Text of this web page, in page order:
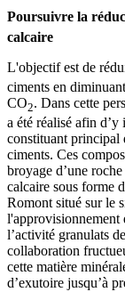
Poursuivre la
calcaire
L'objectif est de
ciments en
CO2. Dans cette
a été réalisé afin
constituant principal
ciments. Ces
broyage d’une
calcaire sous forme
Romont situé sur le
l'approvisionnement
l’activité granulats
collaboration
cette matière
d’exutoire jusqu’à